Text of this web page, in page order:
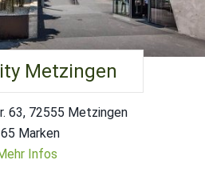
Metzingen
63, 72555 Metzingen
Marken
Infos